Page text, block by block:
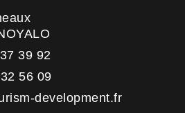
39 92
56 09
development.fr